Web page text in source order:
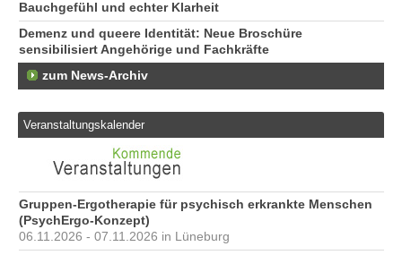
Bauchgefühl und echter Klarheit
Demenz und queere Identität: Neue Broschüre
sensibilisiert Angehörige und Fachkräfte
zum News-Archiv
Veranstaltungskalender
Gruppen-Ergotherapie für psychisch erkrankte Menschen
(PsychErgo-Konzept)
06.11.2026 - 07.11.2026 in Lüneburg